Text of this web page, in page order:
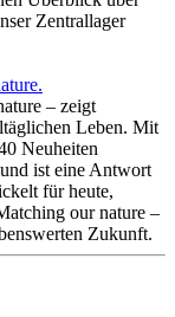
Zentrallager
– zeigt
Leben. Mit
Neuheiten
ist eine Antwort
für heute,
our nature –
Zukunft.